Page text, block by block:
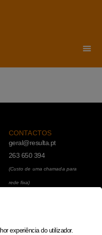
CONTACTOS
geral@resulta.pt
263 650 394
(Custo de uma chamada para
rede fixa)
Política da Privacidade
experiência do utilizador.